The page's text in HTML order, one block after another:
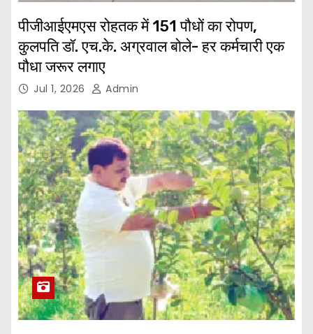
पीजीआईएमएस रोहतक में 151 पौधों का रोपण,
कुलपति डॉ. एच.के. अग्रवाल बोले- हर कर्मचारी एक
पौधा जरूर लगाए
Jul 1, 2026 Admin